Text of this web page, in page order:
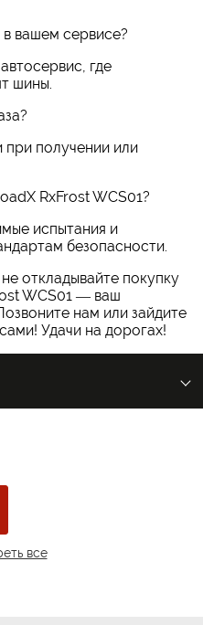
вашем сервисе?
где
шины.
получении или
RxFrost WCS01?
испытания и
безопасности.
откладывайте покупку
WCS01 — ваш
нам или зайдите
Удачи на дорогах!
все